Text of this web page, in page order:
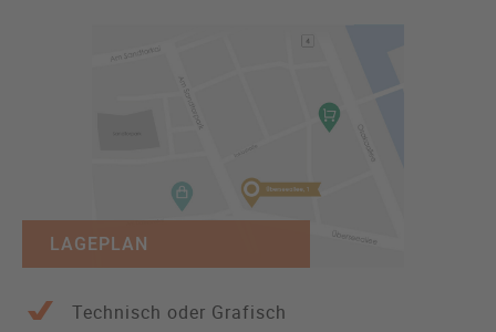
LAGEPLAN
Technisch oder Grafisch